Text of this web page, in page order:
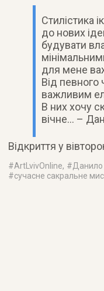
Стилістика
до нових
будувати
для мене
Від певного
важливим
В них хочу
вічне… –
Відкриття у
#ArtLvivOnline, #
#сучасне сакральне